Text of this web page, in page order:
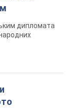
дипломата